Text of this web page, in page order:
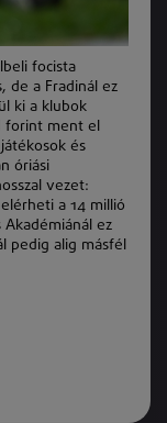
focista
de a Fradinál ez
ki a klubok
forint ment el
és
óriási
vezet:
a 14 millió
ez
pedig alig másfél